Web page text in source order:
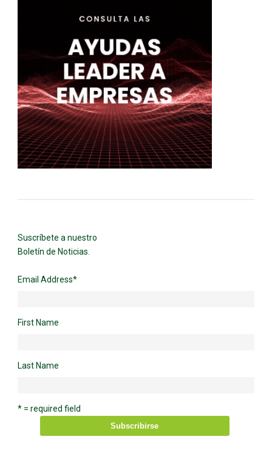
Suscríbete a nuestro
Boletín de Noticias.
Email Address*
First Name
Last Name
* = required field